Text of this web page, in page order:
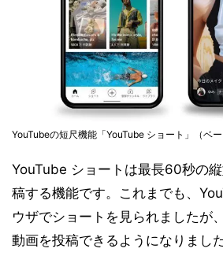
YouTubeの短尺機能「YouTube ショート」（ベー
YouTube ショートは最長60秒の
稿する機能です。これまでも、
ウザでショートを見られましたが
動画を投稿できるようになりました